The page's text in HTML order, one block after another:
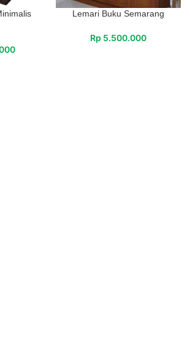
Lemari Buku Semarang
Rp 5.500.000